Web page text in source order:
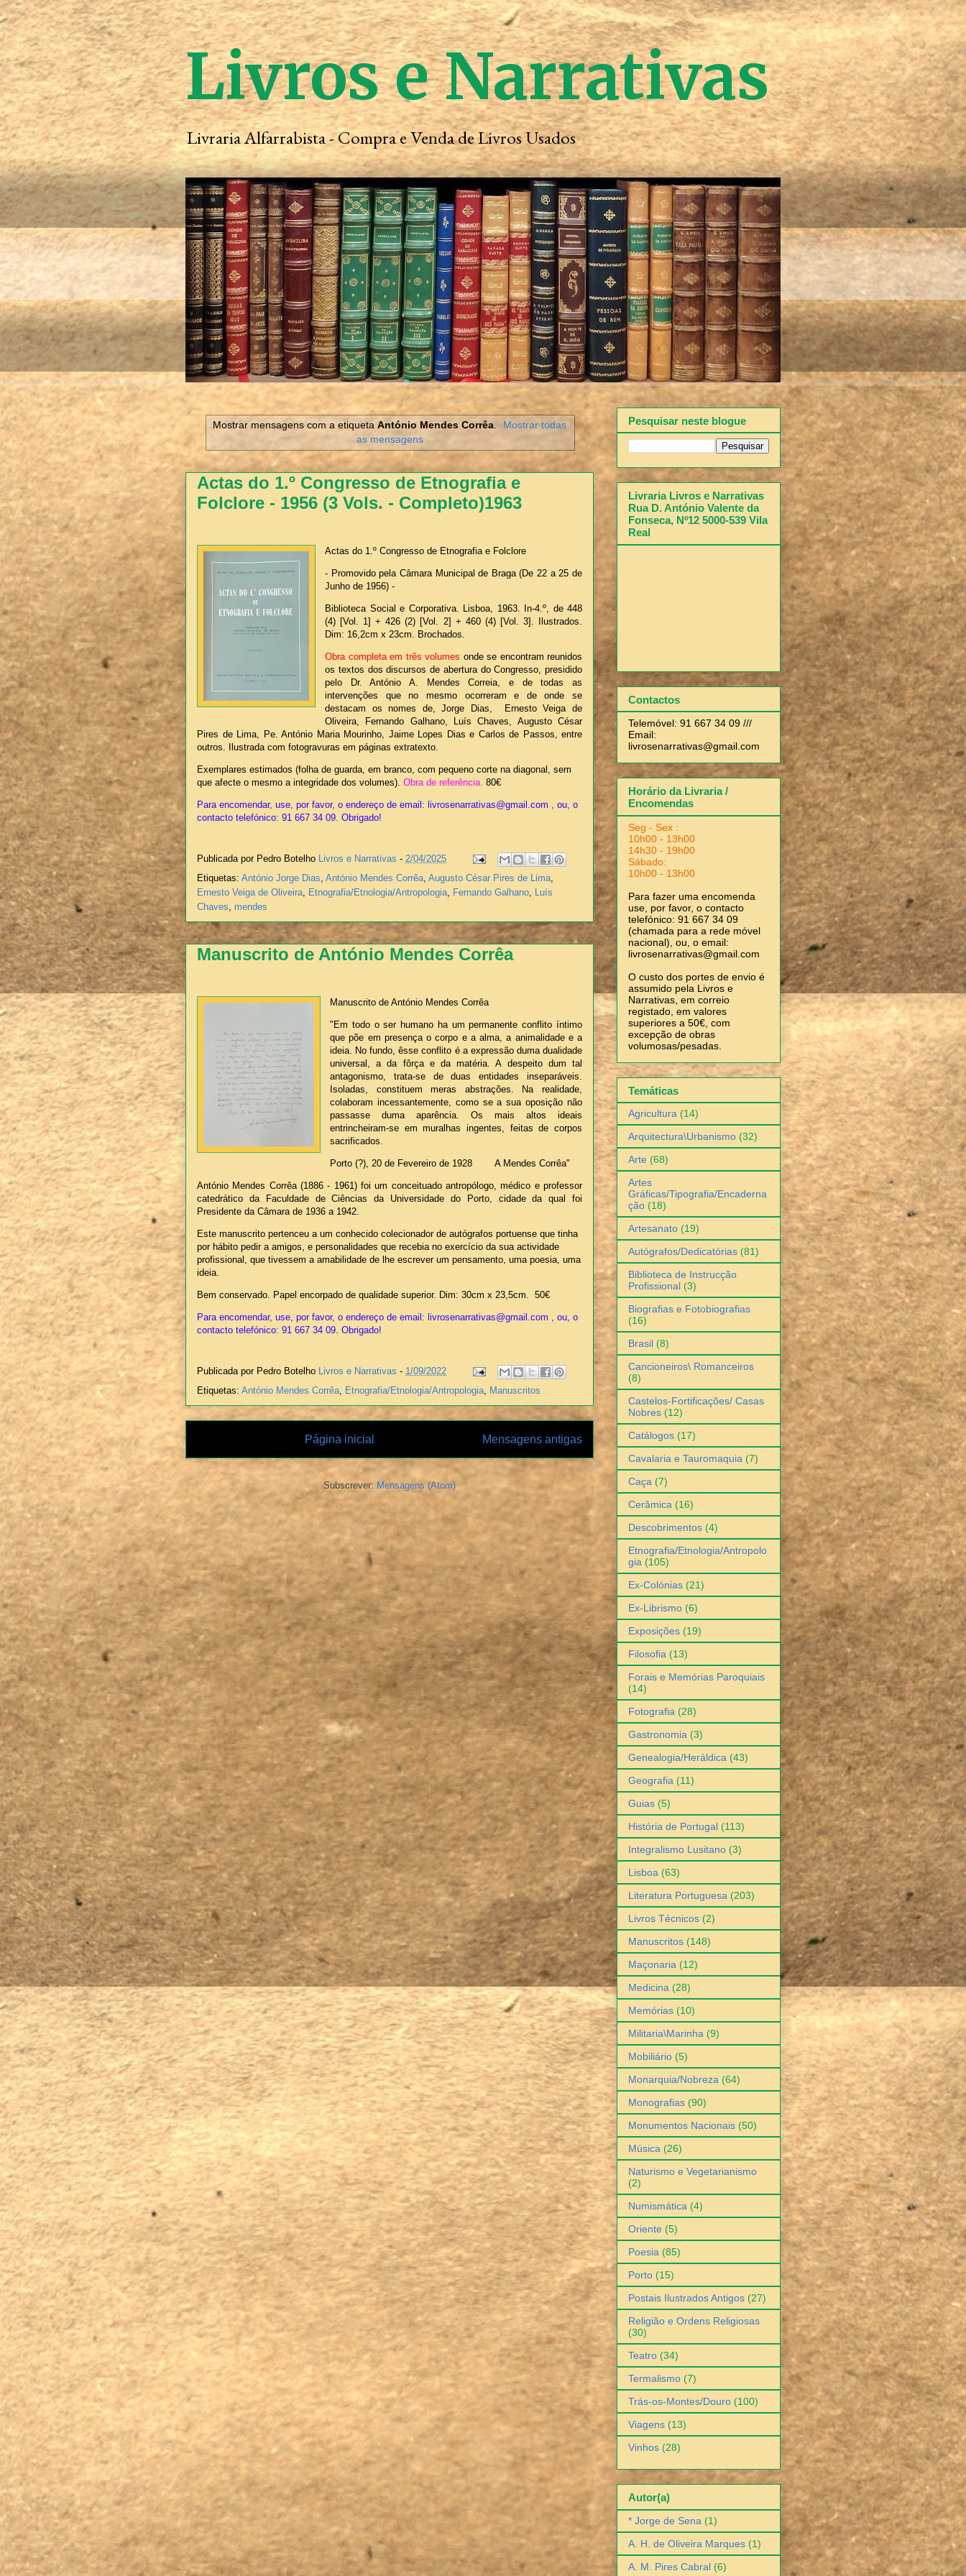
Livros e Narrativas
Livraria Alfarrabista - Compra e Venda de Livros Usados
Mostrar mensagens com a etiqueta António Mendes Corrêa.
Mostrar todas
as mensagens
Actas do 1.º Congresso de Etnografia e
Folclore - 1956 (3 Vols. - Completo)1963
Actas do 1.º Congresso de Etnografia e Folclore
- Promovido pela Câmara Municipal de Braga (De 22 a 25 de
Junho de 1956) -
Biblioteca Social e Corporativa. Lisboa, 1963. In-4.º, de 448
(4) [Vol. 1] + 426 (2) [Vol. 2] + 460 (4) [Vol. 3]. Ilustrados.
Dim: 16,2cm x 23cm. Brochados.
Obra completa em três volumes onde se encontram reunidos
os textos dos discursos de abertura do Congresso, presidido
pelo Dr. António A. Mendes Correia, e de todas as
intervenções que no mesmo ocorreram e de onde se
destacam os nomes de, Jorge Dias,
Ernesto Veiga de
Oliveira, Fernando Galhano, Luís Chaves, Augusto César
Pires de Lima, Pe. António Maria Mourinho, Jaime Lopes Dias e Carlos de Passos, entre
outros. Ilustrada com fotogravuras em páginas extratexto.
Exemplares estimados (folha de guarda, em branco, com pequeno corte na diagonal, sem
que afecte o mesmo a integridade dos volumes). Obra de referência. 80€
Para encomendar, use, por favor, o endereço de email: livrosenarrativas@gmail.com , ou, o
contacto telefónico: 91 667 34 09. Obrigado!
Publicada por Pedro Botelho Livros e Narrativas - 2/04/2025
Etiquetas: António Jorge Dias, António Mendes Corrêa, Augusto César Pires de Lima,
Ernesto Veiga de Oliveira, Etnografia/Etnologia/Antropologia, Fernando Galhano, Luís
Chaves, mendes
Manuscrito de António Mendes Corrêa
Manuscrito de António Mendes Corrêa
"Em todo o ser humano ha um permanente conflito íntimo
que põe em presença o corpo e a alma, a animalidade e a
ideia. No fundo, êsse conflito é a expressão duma dualidade
universal, a da fôrça e da matéria. A despeito dum tal
antagonismo, trata-se de duas entidades inseparáveis.
Isoladas, constituem meras abstrações. Na realidade,
colaboram incessantemente, como se a sua oposição não
passasse duma aparência. Os mais altos ideais
entrincheiram-se em muralhas ingentes, feitas de corpos
sacrificados.
Porto (?), 20 de Fevereiro de 1928 A Mendes Corrêa"
António Mendes Corrêa (1886 - 1961) foi um conceituado antropólogo, médico e professor
catedrático da Faculdade de Ciências da Universidade do Porto, cidade da qual foi
Presidente da Câmara de 1936 a 1942.
Este manuscrito pertenceu a um conhecido colecionador de autógrafos portuense que tinha
por hábito pedir a amigos, e personalidades que recebia no exercício da sua actividade
profissional, que tivessem a amabilidade de lhe escrever um pensamento, uma poesia, uma
ideia.
Bem conservado. Papel encorpado de qualidade superior. Dim: 30cm x 23,5cm. 50€
Para encomendar, use, por favor, o endereço de email: livrosenarrativas@gmail.com , ou, o
contacto telefónico: 91 667 34 09. Obrigado!
Publicada por Pedro Botelho Livros e Narrativas - 1/09/2022
Etiquetas: António Mendes Corrêa, Etnografia/Etnologia/Antropologia, Manuscritos
Mensagens antigas
Página inicial
Subscrever: Mensagens (Atom)
Pesquisar neste blogue
Livraria Livros e Narrativas
Rua D. António Valente da
Fonseca, Nº12 5000-539 Vila
Real
Contactos
Telemóvel: 91 667 34 09 ///
Email:
livrosenarrativas@gmail.com
Horário da Livraria /
Encomendas
Seg - Sex :
10h00 - 13h00
14h30 - 19h00
Sábado:
10h00 - 13h00
Para fazer uma encomenda
use, por favor, o contacto
telefónico: 91 667 34 09
(chamada para a rede móvel
nacional), ou, o email:
livrosenarrativas@gmail.com
O custo dos portes de envio é
assumido pela Livros e
Narrativas, em correio
registado, em valores
superiores a 50€, com
excepção de obras
volumosas/pesadas.
Temáticas
Agricultura (14)
Arquitectura\Urbanismo (32)
Arte (68)
Artes
Gráficas/Tipografia/Encaderna
ção (18)
Artesanato (19)
Autógrafos/Dedicatórias (81)
Biblioteca de Instrucção
Profissional (3)
Biografias e Fotobiografias
(16)
Brasil (8)
Cancioneiros\ Romanceiros
(8)
Castelos-Fortificações/ Casas
Nobres (12)
Catálogos (17)
Cavalaria e Tauromaquia (7)
Caça (7)
Cerâmica (16)
Descobrimentos (4)
Etnografia/Etnologia/Antropolo
gia (105)
Ex-Colónias (21)
Ex-Librismo (6)
Exposições (19)
Filosofia (13)
Forais e Memórias Paroquiais
(14)
Fotografia (28)
Gastronomia (3)
Genealogia/Heráldica (43)
Geografia (11)
Guias (5)
História de Portugal (113)
Integralismo Lusitano (3)
Lisboa (63)
Literatura Portuguesa (203)
Livros Técnicos (2)
Manuscritos (148)
Maçonaria (12)
Medicina (28)
Memórias (10)
Militaria\Marinha (9)
Mobiliário (5)
Monarquia/Nobreza (64)
Monografias (90)
Monumentos Nacionais (50)
Música (26)
Naturismo e Vegetarianismo
(2)
Numismática (4)
Oriente (5)
Poesia (85)
Porto (15)
Postais Ilustrados Antigos (27)
Religião e Ordens Religiosas
(30)
Teatro (34)
Termalismo (7)
Trás-os-Montes/Douro (100)
Viagens (13)
Vinhos (28)
Autor(a)
* Jorge de Sena (1)
A. H. de Oliveira Marques (1)
A. M. Pires Cabral (6)